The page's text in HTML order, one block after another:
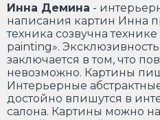
Инна Демина -
написания картин Инна
техника созвучна
painting». Эксклюзивность
заключается в том, что
невозможно. Картины
Интерьерные
достойно впишутся в
салона. Картины можно